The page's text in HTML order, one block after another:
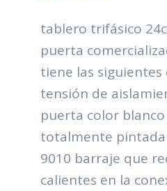
tablero trifásico
puerta
tiene las siguientes
tensión de
puerta color blanco
totalmente
9010 barraje que
calientes en la